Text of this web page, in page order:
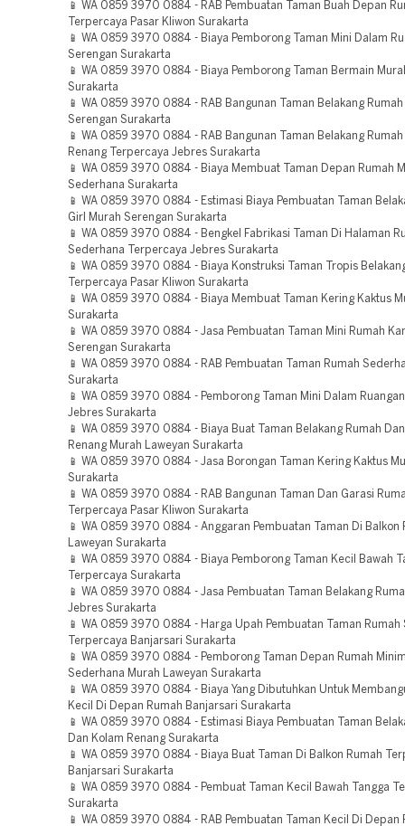
📱 WA 0859 3970 0884 - RAB Pembuatan Taman Buah Depan
Terpercaya Pasar Kliwon Surakarta
📱 WA 0859 3970 0884 - Biaya Pemborong Taman Mini Dalam
Serengan Surakarta
📱 WA 0859 3970 0884 - Biaya Pemborong Taman Bermain
Surakarta
📱 WA 0859 3970 0884 - RAB Bangunan Taman Belakang
Serengan Surakarta
📱 WA 0859 3970 0884 - RAB Bangunan Taman Belakang
Renang Terpercaya Jebres Surakarta
📱 WA 0859 3970 0884 - Biaya Membuat Taman Depan Rumah
Sederhana Surakarta
📱 WA 0859 3970 0884 - Estimasi Biaya Pembuatan Taman
Girl Murah Serengan Surakarta
📱 WA 0859 3970 0884 - Bengkel Fabrikasi Taman Di Halaman
Sederhana Terpercaya Jebres Surakarta
📱 WA 0859 3970 0884 - Biaya Konstruksi Taman Tropis
Terpercaya Pasar Kliwon Surakarta
📱 WA 0859 3970 0884 - Biaya Membuat Taman Kering Kaktus
Surakarta
📱 WA 0859 3970 0884 - Jasa Pembuatan Taman Mini Rumah
Serengan Surakarta
📱 WA 0859 3970 0884 - RAB Pembuatan Taman Rumah
Surakarta
📱 WA 0859 3970 0884 - Pemborong Taman Mini Dalam
Jebres Surakarta
📱 WA 0859 3970 0884 - Biaya Buat Taman Belakang Rumah
Renang Murah Laweyan Surakarta
📱 WA 0859 3970 0884 - Jasa Borongan Taman Kering Kaktus
Surakarta
📱 WA 0859 3970 0884 - RAB Bangunan Taman Dan Garasi
Terpercaya Pasar Kliwon Surakarta
📱 WA 0859 3970 0884 - Anggaran Pembuatan Taman Di Balkon
Laweyan Surakarta
📱 WA 0859 3970 0884 - Biaya Pemborong Taman Kecil Bawah
Terpercaya Surakarta
📱 WA 0859 3970 0884 - Jasa Pembuatan Taman Belakang
Jebres Surakarta
📱 WA 0859 3970 0884 - Harga Upah Pembuatan Taman Rumah
Terpercaya Banjarsari Surakarta
📱 WA 0859 3970 0884 - Pemborong Taman Depan Rumah
Sederhana Murah Laweyan Surakarta
📱 WA 0859 3970 0884 - Biaya Yang Dibutuhkan Untuk
Kecil Di Depan Rumah Banjarsari Surakarta
📱 WA 0859 3970 0884 - Estimasi Biaya Pembuatan Taman
Dan Kolam Renang Surakarta
📱 WA 0859 3970 0884 - Biaya Buat Taman Di Balkon Rumah
Banjarsari Surakarta
📱 WA 0859 3970 0884 - Pembuat Taman Kecil Bawah Tangga
Surakarta
📱 WA 0859 3970 0884 - RAB Pembuatan Taman Kecil Di Depan